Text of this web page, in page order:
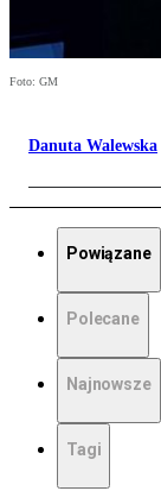
Foto: GM
Danuta Walewska
Powiązane
Polecane
Najnowsze
Tagi